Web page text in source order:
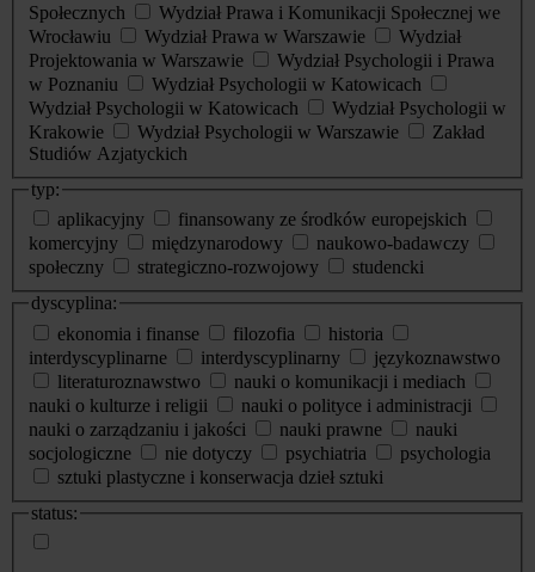
Społecznych
Wydział Prawa i Komunikacji Społecznej we
Wrocławiu
Wydział Prawa w Warszawie
Wydział
Projektowania w Warszawie
Wydział Psychologii i Prawa
w Poznaniu
Wydział Psychologii w Katowicach
Wydział Psychologii w Katowicach
Wydział Psychologii w
Krakowie
Wydział Psychologii w Warszawie
Zakład
Studiów Azjatyckich
typ:
aplikacyjny
finansowany ze środków europejskich
komercyjny
międzynarodowy
naukowo-badawczy
społeczny
strategiczno-rozwojowy
studencki
dyscyplina:
ekonomia i finanse
filozofia
historia
interdyscyplinarne
interdyscyplinarny
językoznawstwo
literaturoznawstwo
nauki o komunikacji i mediach
nauki o kulturze i religii
nauki o polityce i administracji
nauki o zarządzaniu i jakości
nauki prawne
nauki
socjologiczne
nie dotyczy psychiatria
psychologia
sztuki plastyczne i konserwacja dzieł sztuki
status: